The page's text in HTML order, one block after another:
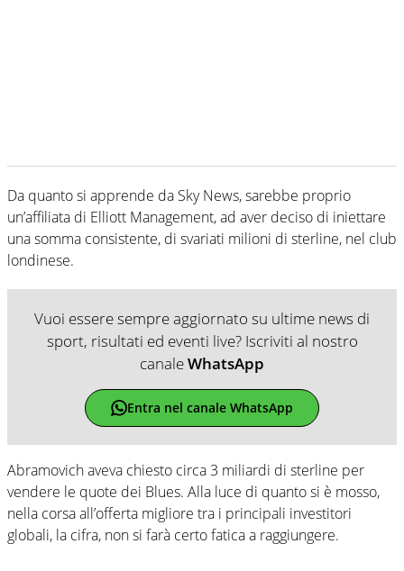
Da quanto si apprende da Sky News, sarebbe proprio
un’affiliata di Elliott Management, ad aver deciso di iniettare
una somma consistente, di svariati milioni di sterline, nel club
londinese.
Vuoi essere sempre aggiornato su ultime news di
sport, risultati ed eventi live? Iscriviti al nostro
canaleWhatsApp
Entra nel canale WhatsApp
Abramovich aveva chiesto circa 3 miliardi di sterline per
vendere le quote dei Blues. Alla luce di quanto si è mosso,
nella corsa all’offerta migliore tra i principali investitori
globali, la cifra, non si farà certo fatica a raggiungere.